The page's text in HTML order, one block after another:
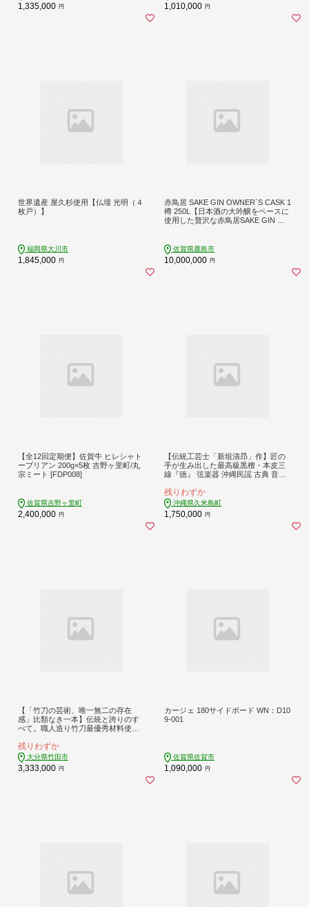
1,335,000 円 1,010,000 円
世界遺産 屋久杉使用【仏壇 光明（４
枚戸）】
福岡県大川市
1,845,000 円
赤鳥居 SAKE GIN OWNER`S CASK 1
樽 250L【日本酒の大吟醸をベースに
使用した贅沢な赤鳥居SAKE GIN の
佐賀県鹿島市
10,000,000 円
【全12回定期便】佐賀牛 ヒレシャト
ーブリアン 200g×5枚 吉野ヶ里町/丸
宗ミート [FDP008]
佐賀県吉野ヶ里町
2,400,000 円
【伝統工芸士「新垣清昻」作】匠の
手が生み出した最高級黒檀・本皮三
線『徳』 弦楽器 沖縄民謡 古典 音楽
クルチ 黒木 棹 胴 カラクイ 文化遺産
熟練 名工 職人 技法 技術
残りわずか
沖縄県久米島町
1,750,000 円
【「竹刀の芸術、唯一無二の存在
感」比類なき一本】伝統と誇りのす
べて。職人造り竹刀最優秀材料使用
竹田市産真竹を原材料とした最高級
手造り真竹竹刀1本（仕組み込完成
品）
残りわずか
大分県竹田市
3,333,000 円
カージェ 180サイドボード WN：D10
9-001
佐賀県佐賀市
1,090,000 円